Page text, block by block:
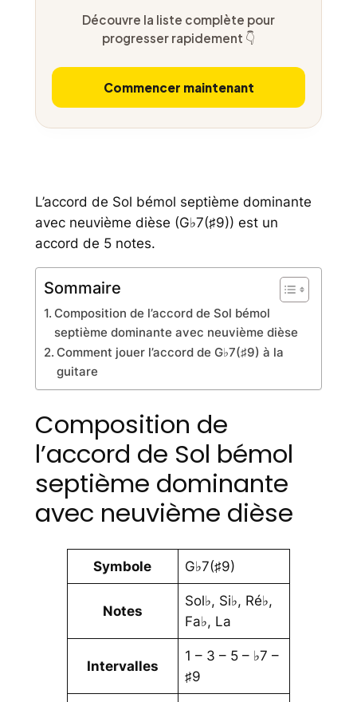
Découvre la liste complète pour
progresser rapidement 👇
Commencer maintenant
L’accord de Sol bémol septième dominante
avec neuvième dièse (G♭7(♯9)) est un
accord de 5 notes.
Sommaire
Composition de l’accord de Sol bémol
septième dominante avec neuvième dièse
Comment jouer l’accord de G♭7(♯9) à la
guitare
Composition de
l’accord de Sol bémol
septième dominante
avec neuvième dièse
Symbole G♭7(♯9)
Notes
Sol♭, Si♭, Ré♭,
Fa♭, La
Intervalles
1 – 3 – 5 – ♭7 –
♯9